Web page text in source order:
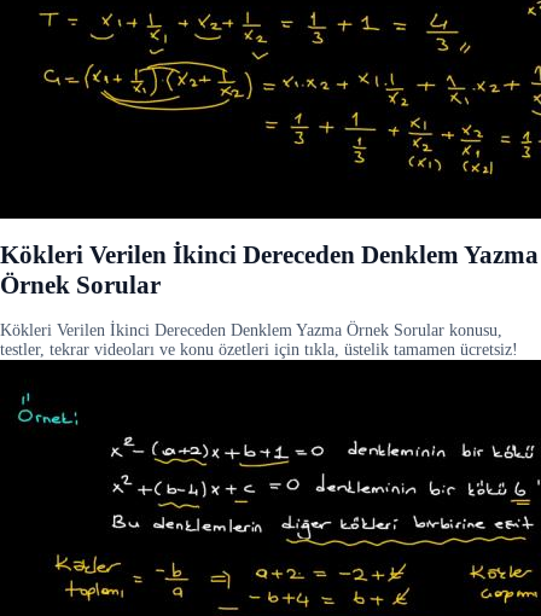
Kökleri Verilen İkinci Dereceden Denklem Yazma
Örnek Sorular
Kökleri Verilen İkinci Dereceden Denklem Yazma Örnek Sorular konusu,
testler, tekrar videoları ve konu özetleri için tıkla, üstelik tamamen ücretsiz!